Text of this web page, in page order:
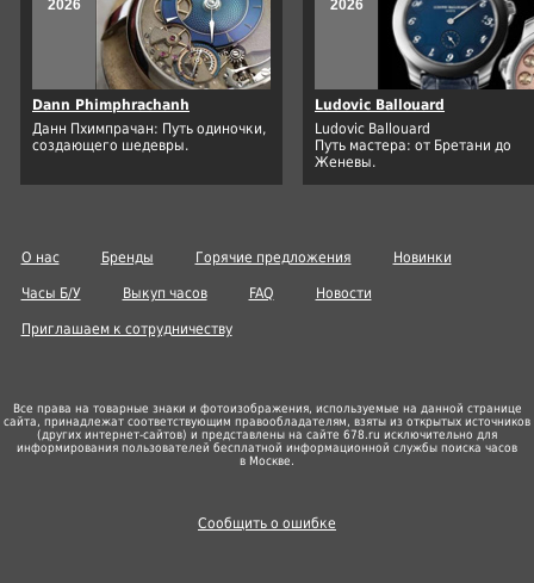
2026
Dann Phimphrachanh
Данн Пхимпрачан: Путь одиночки,
создающего шедевры.
2026
Ludovic Ballouard
Ludovic Ballouard
Путь мастера: от Бретани до
Женевы.
О нас Бренды Горячие предложения Новинки
Часы Б/У Выкуп часов FAQ Новости
Приглашаем к сотрудничеству
Все права на товарные знаки и фотоизображения, используемые на данной странице
сайта, принадлежат соответствующим правообладателям, взяты из открытых источников
(других интернет-сайтов) и представлены на сайте 678.ru исключительно для
информирования пользователей бесплатной информационной службы поиска часов
в Москве.
Сообщить о ошибке